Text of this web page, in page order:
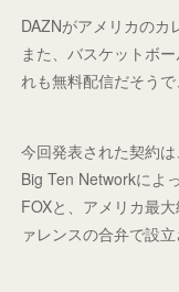
DAZNがアメリカのカ
また、バスケットボ
れも無料配信だそうで
今回発表された契約
Big Ten Networkによ
FOXと、アメリカ最
ァレンスの合弁で設立